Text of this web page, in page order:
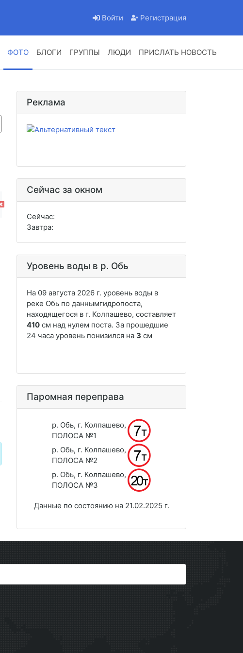
Войти Регистрация
ФОТО БЛОГИ ГРУППЫ ЛЮДИ ПРИСЛАТЬ НОВОСТЬ
Реклама
Сейчас за окном
Сейчас:
Завтра:
Уровень воды в р. Обь
Паромная переправа
р. Обь, г. Колпашево,
ПОЛОСА №1
р. Обь, г. Колпашево,
ПОЛОСА №2
р. Обь, г. Колпашево,
ПОЛОСА №3
Данные по состоянию на 21.02.2025 г.